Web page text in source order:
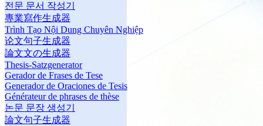
전문 문서 작성기
專業寫作生成器
Trình Tạo Nội Dung Chuyên Nghiệp
论文句子生成器
論文文の生成器
Thesis-Satzgenerator
Gerador de Frases de Tese
Generador de Oraciones de Tesis
Générateur de phrases de thèse
논문 문장 생성기
論文句子生成器